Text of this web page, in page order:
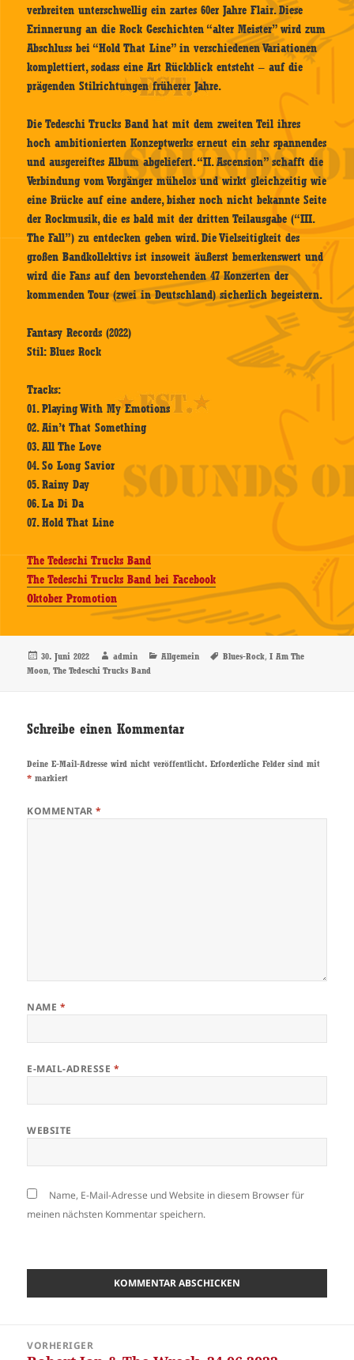
verbreiten unterschwellig ein zartes 60er Jahre Flair. Diese
Erinnerung an die Rock Geschichten “alter Meister” wird zum
Abschluss bei “Hold That Line” in verschiedenen Variationen
komplettiert, sodass eine Art Rückblick entsteht – auf die
prägenden Stilrichtungen früherer Jahre.
Die Tedeschi Trucks Band hat mit dem zweiten Teil ihres
hoch ambitionierten Konzeptwerks erneut ein sehr spannendes
und ausgereiftes Album abgeliefert. “II. Ascension” schafft die
Verbindung vom Vorgänger mühelos und wirkt gleichzeitig wie
eine Brücke auf eine andere, bisher noch nicht bekannte Seite
der Rockmusik, die es bald mit der dritten Teilausgabe (“III.
The Fall”) zu entdecken geben wird. Die Vielseitigkeit des
großen Bandkollektivs ist insoweit äußerst bemerkenswert und
wird die Fans auf den bevorstehenden 47 Konzerten der
kommenden Tour (zwei in Deutschland) sicherlich begeistern.
Fantasy Records (2022)
Stil: Blues Rock
Tracks:
01. Playing With My Emotions
02. Ain’t That Something
03. All The Love
04. So Long Savior
05. Rainy Day
06. La Di Da
07. Hold That Line
The Tedeschi Trucks Band
The Tedeschi Trucks Band bei Facebook
Oktober Promotion
Veröffentlicht
am
30. Juni 2022 Autor
admin Kategorien
Allgemein Schlagwörter
Blues-Rock,I Am The
Moon,The Tedeschi Trucks Band
Schreibe einen Kommentar
Deine E-Mail-Adresse wird nicht veröffentlicht. Erforderliche Felder sind mit
* markiert
KOMMENTAR*
NAME *
E-MAIL-ADRESSE *
WEBSITE
Name, E-Mail-Adresse und Website in diesem Browser für
meinen nächsten Kommentar speichern.
VORHERIGER